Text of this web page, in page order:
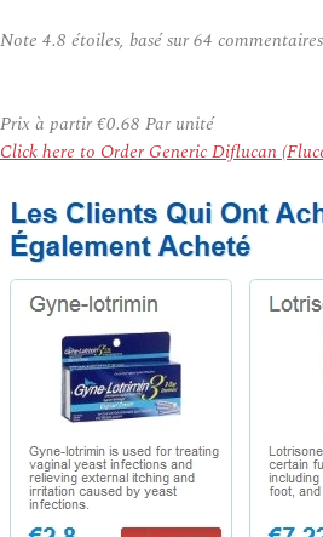
Note 4.8 étoiles, basé sur64
Prix à partir€0.68 Par unité
Click here to Order Generic Diflucan